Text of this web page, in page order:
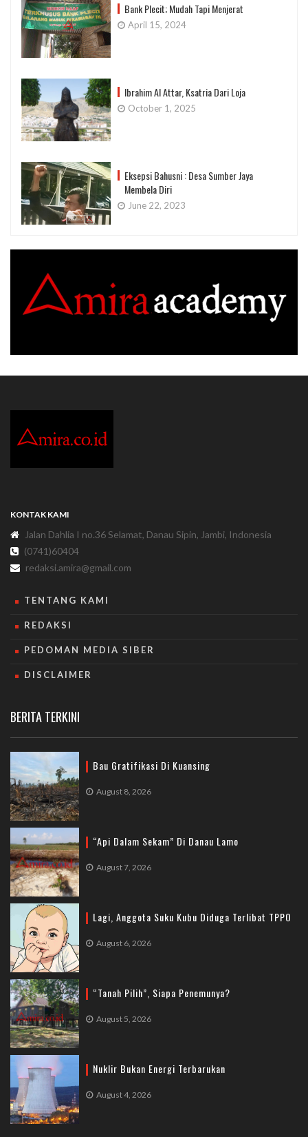
Bank Plecit; Mudah Tapi Menjerat
April 15, 2024
Ibrahim Al Attar, Ksatria Dari Loja
October 1, 2025
Eksepsi Bahusni : Desa Sumber Jaya
Membela Diri
June 22, 2023
KONTAK KAMI
Jalan Dahlia I no.36 Selamat, Danau Sipin, Jambi, Indonesia
(0741)60404
redaksi.amira@gmail.com
TENTANG KAMI
REDAKSI
PEDOMAN MEDIA SIBER
DISCLAIMER
BERITA TERKINI
Bau Gratifikasi Di Kuansing
August 8, 2026
“Api Dalam Sekam” Di Danau Lamo
August 7, 2026
Lagi, Anggota Suku Kubu Diduga Terlibat TPPO
August 6, 2026
“Tanah Pilih”, Siapa Penemunya?
August 5, 2026
Nuklir Bukan Energi Terbarukan
August 4, 2026